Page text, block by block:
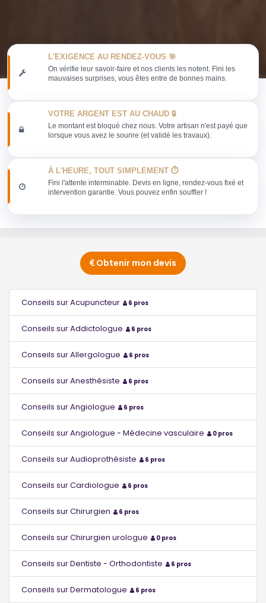
L'EXIGENCE AU RENDEZ-VOUS 🎯
On vérifie leur savoir-faire et nos clients les notent. Fini les
mauvaises surprises, vous êtes entre de bonnes mains.
VOTRE ARGENT EST AU CHAUD 🔒
Le montant est bloqué chez nous. Votre artisan n'est payé que
lorsque vous avez le sourire (et validé les travaux).
À L'HEURE, TOUT SIMPLEMENT ⏱️
Fini l'attente interminable. Devis en ligne, rendez-vous fixé et
intervention garantie. Vous pouvez enfin souffler !
Obtenir mon devis
Conseils sur Acupuncteur 6 pros
Conseils sur Addictologue 6 pros
Conseils sur Allergologue 6 pros
Conseils sur Anesthésiste 6 pros
Conseils sur Angiologue 6 pros
Conseils sur Angiologue - Médecine vasculaire 0 pros
Conseils sur Audioprothésiste 6 pros
Conseils sur Cardiologue 6 pros
Conseils sur Chirurgien 6 pros
Conseils sur Chirurgien urologue 0 pros
Conseils sur Dentiste - Orthodontiste 6 pros
Conseils sur Dermatologue 6 pros